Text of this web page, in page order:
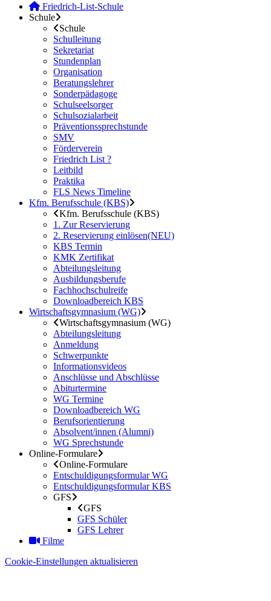
Friedrich-List-Schule
Schule
Schule
Schulleitung
Sekretariat
Stundenplan
Organisation
Beratungslehrer
Sonderpädagoge
Schulseelsorger
Schulsozialarbeit
Präventionssprechstunde
SMV
Förderverein
Friedrich List ?
Leitbild
Praktika
FLS News Timeline
Kfm. Berufsschule (KBS)
Kfm. Berufsschule (KBS)
1. Zur Reservierung
2. Reservierung einlösen(NEU)
KBS Termin
KMK Zertifikat
Abteilungsleitung
Ausbildungsberufe
Fachhochschulreife
Downloadbereich KBS
Wirtschaftsgymnasium (WG)
Wirtschaftsgymnasium (WG)
Abteilungsleitung
Anmeldung
Schwerpunkte
Informationsvideos
Anschlüsse und Abschlüsse
Abiturtermine
WG Termine
Downloadbereich WG
Berufsorientierung
Absolvent/innen (Alumni)
WG Sprechstunde
Online-Formulare
Online-Formulare
Entschuldigungsformular WG
Entschuldigungsformular KBS
GFS
GFS
GFS Schüler
GFS Lehrer
Filme
Cookie-Einstellungen aktualisieren